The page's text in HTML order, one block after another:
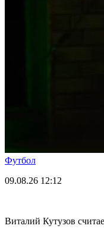
Футбол
09.08.26 12:12
Виталий Кутузов